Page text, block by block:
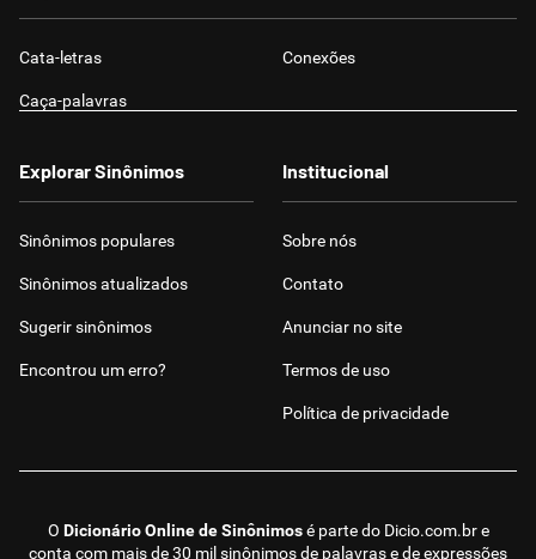
Cata-letras Conexões
Caça-palavras
O Dicionário Online de Sinônimosé parte do Dicio.com.bre
conta com mais de 30 mil sinônimos de palavras e de expressões
Explorar Sinônimos
Sinônimos populares
Sinônimos atualizados
Sugerir sinônimos
Encontrou um erro?
Institucional
Sobre nós
Contato
Anunciar no site
Termos de uso
Política de privacidade